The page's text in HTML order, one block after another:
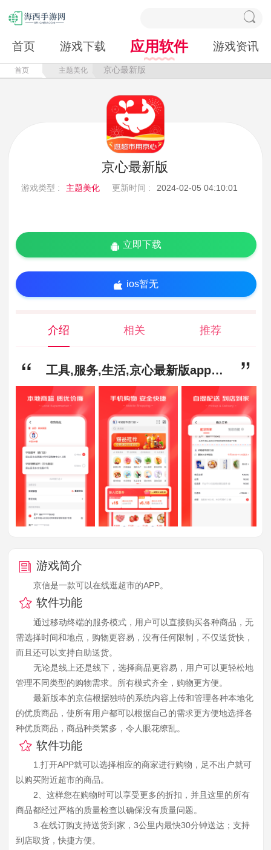
首页 游戏下载 应用软件 游戏资讯
首页 主题美化 京心最新版
京心最新版
游戏类型 : 主题美化 更新时间 : 2024-02-05 04:10:01
立即下载
ios暂无
介绍 相关 推荐
工具,服务,生活,京心最新版app下载-京心最新版安卓版下载1.4.7
游戏简介
京信是一款可以在线逛超市的APP。
软件功能
通过移动终端的服务模式，用户可以直接购买各种商品，无
需选择时间和地点，购物更容易，没有任何限制，不仅送货快，
而且还可以支持自助送货。
无论是线上还是线下，选择商品更容易，用户可以更轻松地
管理不同类型的购物需求。所有模式齐全，购物更方便。
最新版本的京信根据独特的系统内容上传和管理各种本地化
的优质商品，使所有用户都可以根据自己的需求更方便地选择各
种优质商品，商品种类繁多，令人眼花缭乱。
软件功能
1.打开APP就可以选择相应的商家进行购物，足不出户就可
以购买附近超市的商品。
2、这样您在购物时可以享受更多的折扣，并且这里的所有
商品都经过严格的质量检查以确保没有质量问题。
3.在线订购支持送货到家，3公里内最快30分钟送达；支持
到店取货，快捷方便。